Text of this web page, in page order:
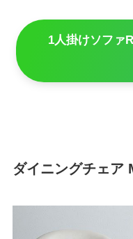
1人掛けソファ
ダイニングチェア